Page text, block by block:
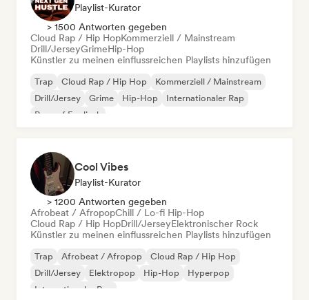
Playlist-Kurator
> 1500 Antworten gegeben
Cloud Rap / Hip HopKommerziell / Mainstream
Drill/JerseyGrimeHip-Hop
Künstler zu meinen einflussreichen Playlists hinzufügen
Trap Cloud Rap / Hip Hop
Kommerziell / Mainstream
Drill/Jersey
Grime Hip-Hop
Internationaler Rap
Rap auf Englisch
Cool Vibes
Playlist-Kurator
> 1200 Antworten gegeben
Afrobeat / AfropopChill / Lo-fi Hip-Hop
Cloud Rap / Hip HopDrill/JerseyElektronischer Rock
Künstler zu meinen einflussreichen Playlists hinzufügen
Trap Afrobeat / Afropop
Cloud Rap / Hip Hop
Drill/Jersey
Elektropop Hip-Hop
Hyperpop
Internationaler Rap